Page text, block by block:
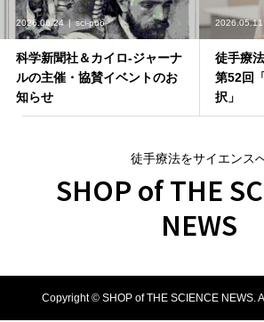
2026.06.24 sci-pub
科学新聞社＆カイロ-ジャーナ
ルの主催・協賛イベントのお
知らせ
2026.05.11
徒手療
第52回
択」
徒手療法をサイエンス
SHOP of THE
NEWS
Copyright © SHOP of THE SCIENCE NEWS.